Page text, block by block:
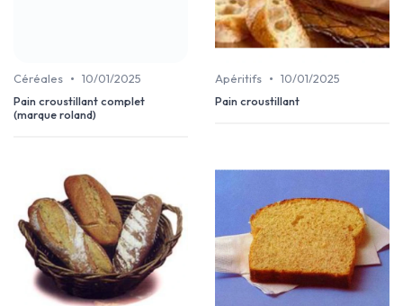
Céréales • 10/01/2025
Pain croustillant complet
(marque roland)
Apéritifs • 10/01/2025
Pain croustillant